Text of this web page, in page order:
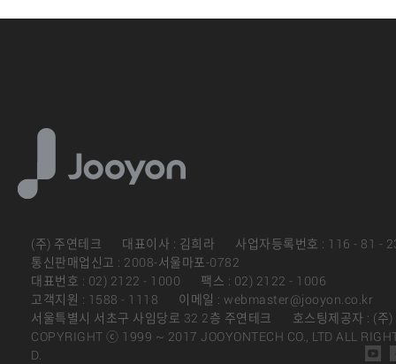
(주) 주연테크 대표이사 : 김희라
사업자등록번호 : 116 - 81 -
통신판매업신고 : 2008-서울마포-0782
대표번호 : 02) 2122 - 1000
팩스 : 02) 2122 - 1006
고객지원 : 1588 - 1118
이메일 : webmaster@jooyon.co.kr
서울특별시 서초구 사임당로 32 2층 주연테크
호스팅제공자 : (주
COPYRIGHT ⓒ 1999 ~ 2017 JOOYONTECH CO., LTD ALL
D.